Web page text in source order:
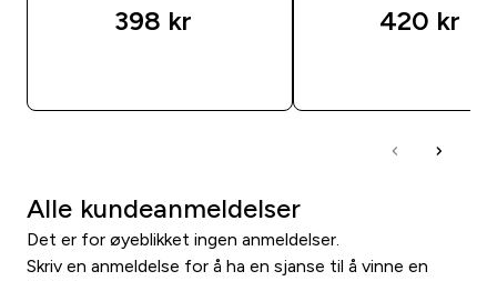
398 kr‎ 420 kr‎
Alle kundeanmeldelser
Det er for øyeblikket ingen anmeldelser.
Skriv en anmeldelse for å ha en sjanse til å vinne en